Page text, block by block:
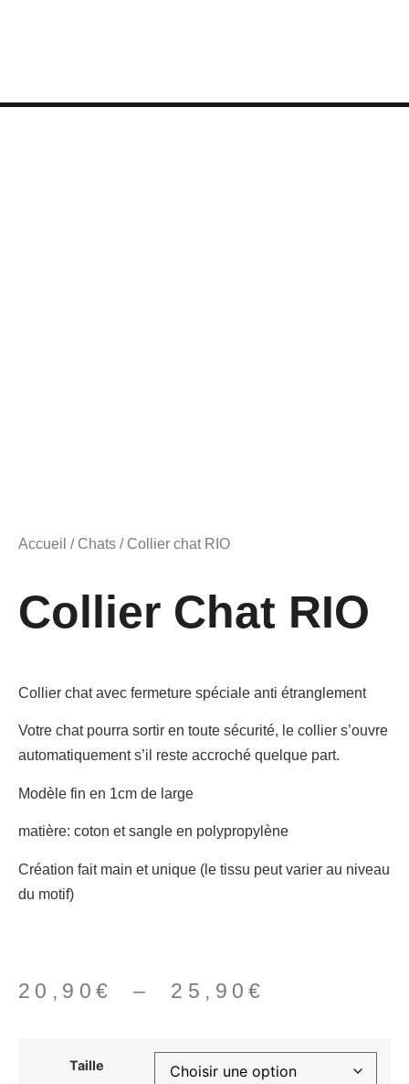
Accueil / Chats / Collier chat RIO
Collier Chat RIO
Collier chat avec fermeture spéciale anti étranglement
Votre chat pourra sortir en toute sécurité, le collier s’ouvre
automatiquement s’il reste accroché quelque part.
Modèle fin en 1cm de large
matière: coton et sangle en polypropylène
Création fait main et unique (le tissu peut varier au niveau
du motif)
20,90 € – 25,90€
Taille